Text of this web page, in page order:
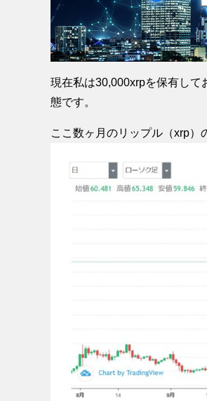
現在私は30,000xrpを保有して
態です。
ここ数ヶ月のリップル（xrp）